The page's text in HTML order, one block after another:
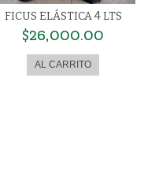
FICUS ELÁSTICA 4 LTS
$26,000.00